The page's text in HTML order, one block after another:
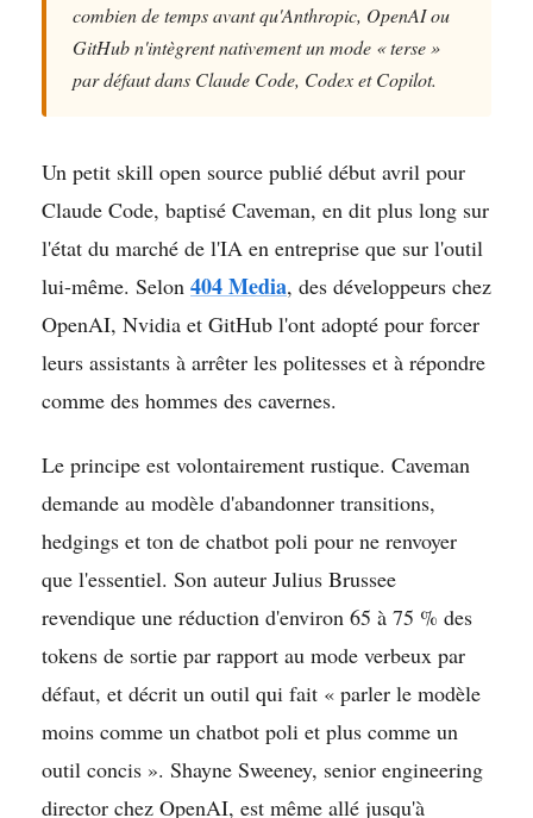
combien de temps avant qu'Anthropic, OpenAI ou
GitHub n'intègrent nativement un mode « terse »
par défaut dans Claude Code, Codex et Copilot.
Un petit skill open source publié début avril pour
Claude Code, baptisé Caveman, en dit plus long sur
l'état du marché de l'IA en entreprise que sur l'outil
lui-même. Selon 404 Media, des développeurs chez
OpenAI, Nvidia et GitHub l'ont adopté pour forcer
leurs assistants à arrêter les politesses et à répondre
comme des hommes des cavernes.
Le principe est volontairement rustique. Caveman
demande au modèle d'abandonner transitions,
hedgings et ton de chatbot poli pour ne renvoyer
que l'essentiel. Son auteur Julius Brussee
revendique une réduction d'environ 65 à 75 % des
tokens de sortie par rapport au mode verbeux par
défaut, et décrit un outil qui fait « parler le modèle
moins comme un chatbot poli et plus comme un
outil concis ». Shayne Sweeney, senior engineering
director chez OpenAI, est même allé jusqu'à